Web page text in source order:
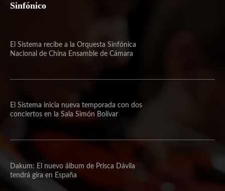
Sinfónico
El Sistema recibe a la Orquesta Sinfónica
Nacional de China Ensamble de Cámara
El Sistema inicia nueva temporada con dos
conciertos en la Sala Simón Bolívar
Dakum: El nuevo álbum de Prisca Dávila
tendrá gira en España